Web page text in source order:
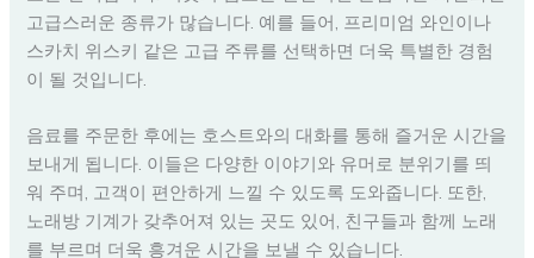
고급스러운 종류가 많습니다. 예를 들어, 프리미엄 와인이나
스카치 위스키 같은 고급 주류를 선택하면 더욱 특별한 경험
이 될 것입니다.
음료를 주문한 후에는 호스트와의 대화를 통해 즐거운 시간을
보내게 됩니다. 이들은 다양한 이야기와 유머로 분위기를 띄
워 주며, 고객이 편안하게 느낄 수 있도록 도와줍니다. 또한,
노래방 기계가 갖추어져 있는 곳도 있어, 친구들과 함께 노래
를 부르며 더욱 흥겨운 시간을 보낼 수 있습니다.